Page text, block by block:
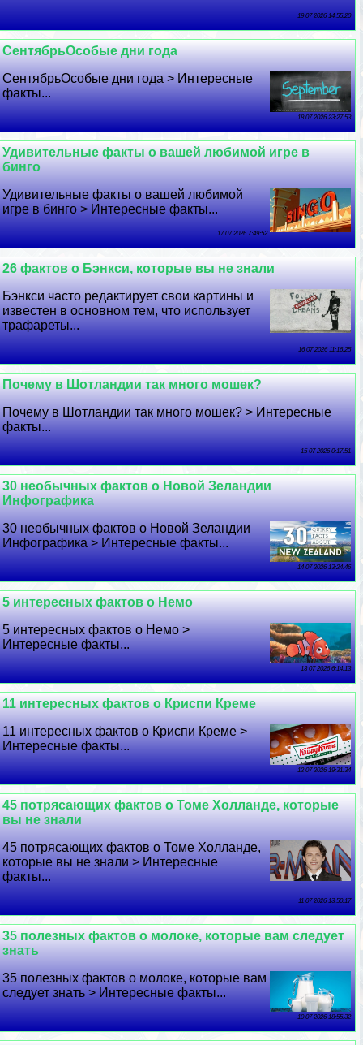
19 07 2026 14:55:20
СентябрьОсобые дни года
СентябрьОсобые дни года > Интересные
факты...
18 07 2026 23:27:53
Удивительные факты о вашей любимой игре в
бинго
Удивительные факты о вашей любимой
игре в бинго > Интересные факты...
17 07 2026 7:49:52
26 фактов о Бэнкси, которые вы не знали
Бэнкси часто редактирует свои картины и
известен в основном тем, что использует
трафареты...
16 07 2026 11:16:25
Почему в Шотландии так много мошек?
Почему в Шотландии так много мошек? > Интересные
факты...
15 07 2026 0:17:51
30 необычных фактов о Новой Зеландии
Инфографика
30 необычных фактов о Новой Зеландии
Инфографика > Интересные факты...
14 07 2026 13:24:46
5 интересных фактов о Немо
5 интересных фактов о Немо >
Интересные факты...
13 07 2026 6:14:13
11 интересных фактов о Криспи Креме
11 интересных фактов о Криспи Креме >
Интересные факты...
12 07 2026 19:31:34
45 потрясающих фактов о Томе Холланде, которые
вы не знали
45 потрясающих фактов о Томе Холланде,
которые вы не знали > Интересные
факты...
11 07 2026 13:50:17
35 полезных фактов о молоке, которые вам следует
знать
35 полезных фактов о молоке, которые вам
следует знать > Интересные факты...
10 07 2026 18:55:32